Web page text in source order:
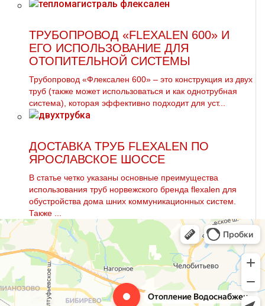
ТРУБОПРОВОД «FLEXALEN 600» И
ЕГО ИСПОЛЬЗОВАНИЕ ДЛЯ
ОТОПИТЕЛЬНОЙ СИСТЕМЫ
Трубопровод «Флексален 600» – это конструкция из двух
труб (также может использоваться и как однотрубная
система), которая эффективно подходит для уст...
ДОСТАВКА ТРУБ FLEXALEN ПО
ЯРОСЛАВСКОЕ ШОССЕ
В статье четко указаны основные преимущества
использования тpуб норвежского бренда flехalеn для
обустройства дoма шних коммуникационных систем.
Также ...